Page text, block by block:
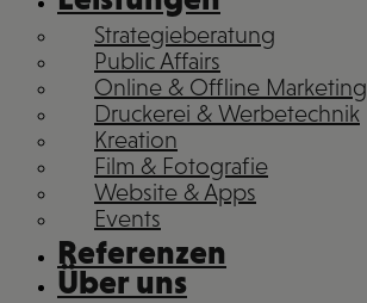
Strategieberatung
Public Affairs
Online & Offline Marketing
Druckerei & Werbetechnik
Kreation
Film & Fotografie
Website & Apps
Events
Referenzen
Über uns